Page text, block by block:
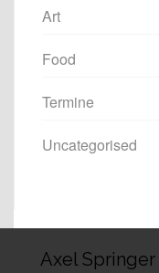
Art
Food
Termine
Uncategorised
Axel Springer